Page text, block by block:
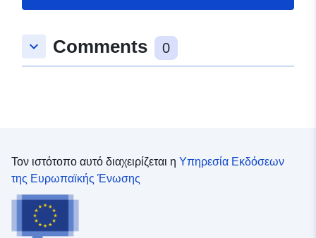
keyboard_arrow_down Comments 0
Τον ιστότοπο αυτό διαχειρίζεται η Υπηρεσία Εκδόσεων
της Ευρωπαϊκής Ένωσης